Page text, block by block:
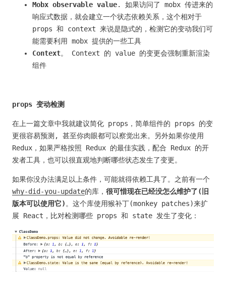
Mobx observable value. 如果访问了 mobx 传进来的
响应式数据，就会建立一个状态依赖关系，这个相对于
props 和 context 来说是隐式的，检测它的变动我们可
能需要利用 mobx 提供的一些工具
Context。 Context 的 value 的变更会强制重新渲染
组件
props 变动检测
在上一篇文章中我就建议简化 props，简单组件的 props 的变
更很容易预测, 甚至你肉眼都可以察觉出来。另外如果你使用
Redux，如果严格按照 Redux 的最佳实践，配合 Redux 的开
发者工具，也可以很直观地判断哪些状态发生了变更。
如果你没办法满足以上条件，可能就得依赖工具了。之前有一个
why-did-you-update的库， 很可惜现在已经没怎么维护了(旧
版本可以使用它) 。这个库使用猴补丁(monkey patches)来扩
展 React，比对检测哪些 props 和 state 发生了变化：